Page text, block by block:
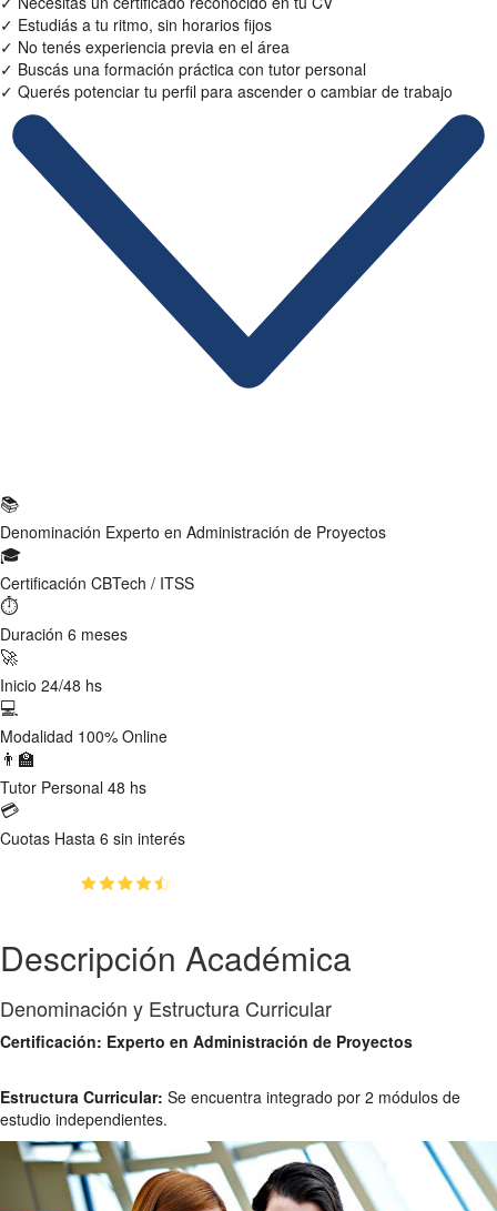
✓ Estudiás a tu ritmo, sin horarios fijos
✓ No tenés experiencia previa en el área
✓ Buscás una formación práctica con tutor personal
✓ Querés potenciar tu perfil para ascender o cambiar de trabajo
📚
Denominación Experto en Administración de Proyectos
🎓
Certificación CBTech / ITSS
⏱
Duración 6 meses
🚀
Inicio 24/48 hs
💻
Modalidad 100% Online
👨‍🏫
Tutor Personal 48 hs
💳
Cuotas Hasta 6 sin interés
Descripción Académica
Denominación y Estructura Curricular
Certificación: Experto en Administración de Proyectos
Estructura Curricular: Se encuentra integrado por 2 módulos de
estudio independientes.